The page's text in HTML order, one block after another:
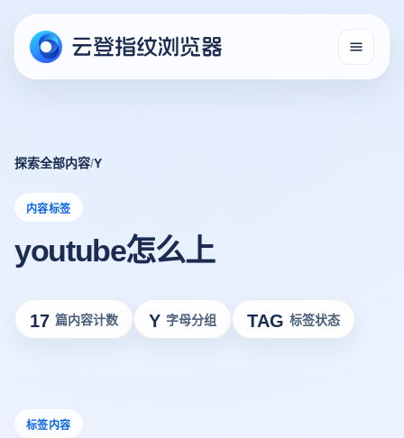
探索全部内容/Y
内容标签
youtube怎么上
17 篇内容计数 Y 字母分组 TAG 标签状态
标签内容